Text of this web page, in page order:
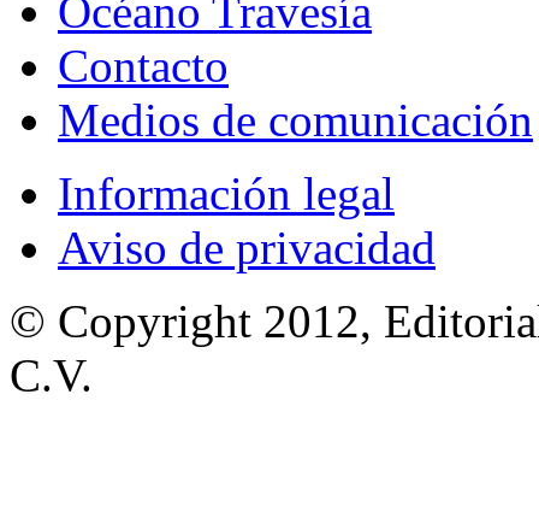
Océano Travesía
Contacto
Medios de comunicación
Información legal
Aviso de privacidad
© Copyright 2012,
C.V.